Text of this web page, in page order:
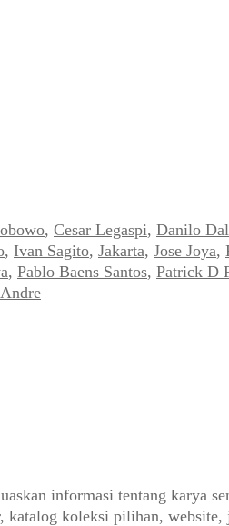
, Cesar Legaspi, Danilo
, Ivan Sagito, Jakarta, Jose Joya,
, Pablo Baens Santos, Patrick D
informasi tentang karya
koleksi pilihan,